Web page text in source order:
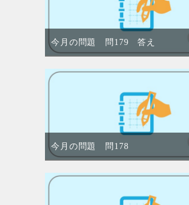
今月の問題 問179 答え
今月の問題 問178